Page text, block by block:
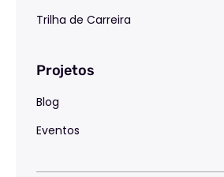
Trilha de Carreira
Projetos
Blog
Eventos